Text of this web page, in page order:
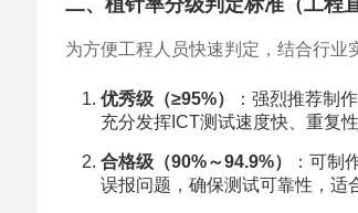
为方便工程人员快速判定，结合行业
优秀级（≥95%）
：强烈推荐制
充分发挥ICT测试速度快、重复
合格级（90%～94.9%）
：可制
误报问题，确保测试可靠性，适